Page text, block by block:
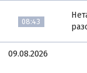
08:43
09.08.2026